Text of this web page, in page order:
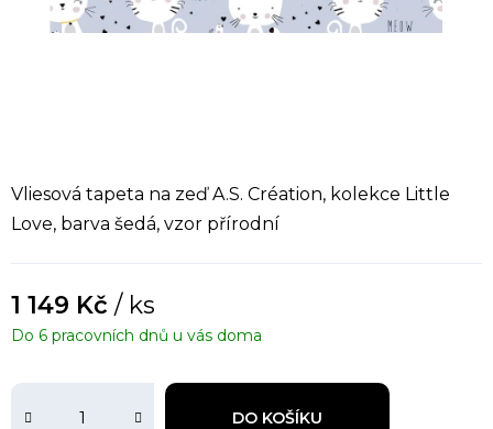
Vliesová tapeta na zeď A.S. Création, kolekce Little
Love, barva šedá, vzor přírodní
1 149 Kč / ks
DO KOŠÍKU
Do 6 pracovních dnů u vás doma